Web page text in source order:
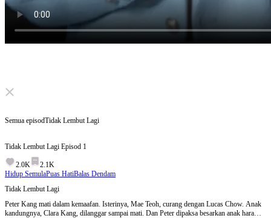
Click to unmute
Semua episodTidak Lembut Lagi
Tidak Lembut Lagi Episod 1
2.0K
2.1K
Hidup SemulaPuas HatiBalas Dendam
Tidak Lembut Lagi
Peter Kang mati dalam kemaafan. Isterinya, Mae Teoh, curang dengan Lucas Chow. Anak
kandungnya, Clara Kang, dilanggar sampai mati. Dan Peter dipaksa besarkan anak haram,